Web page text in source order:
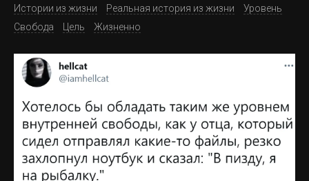
Истории из жизни
Реальная история из жизни
Уровень
Свобода
Цель Жизненно